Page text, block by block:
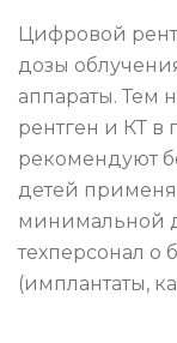
Цифровой
дозы
аппараты.
рентген и КТ в
рекомендуют
детей
минимальной
техперсонал о
(имплантаты,